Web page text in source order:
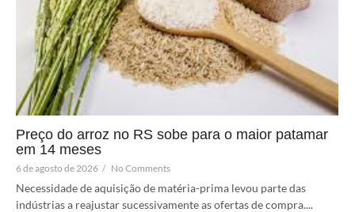
Preço do arroz no RS sobe para o maior patamar
em 14 meses
6 de agosto de 2026 / No Comments
Necessidade de aquisição de matéria-prima levou parte das
indústrias a reajustar sucessivamente as ofertas de compra....